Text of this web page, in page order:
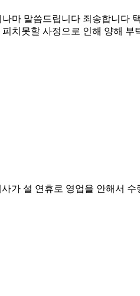
마 말씀드립니다 죄송합니다
치못할 사정으로 인해 양해 부
가 설 연휴로 영업을 안해서